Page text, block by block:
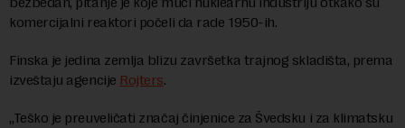
komercijalni reaktori počeli da rade 1950-ih.
Finska je jedina zemlja blizu završetka trajnog skladišta, prema
izveštaju agencije Rojters.
„Teško je preuveličati značaj činjenice za Švedsku i za klimatsku